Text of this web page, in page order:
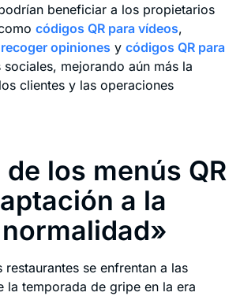
beneficiar a los propietarios
códigos QR para vídeos,
opiniones y códigos QR para
mejorando aún más la
clientes y las operaciones
de los menús QR
a la
se enfrentan a las
la temporada de gripe en la era